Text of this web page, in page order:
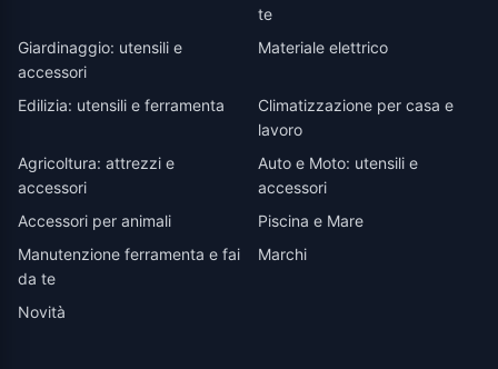
te
Giardinaggio: utensili e
accessori
Materiale elettrico
Edilizia: utensili e ferramenta
Climatizzazione per casa e
lavoro
Agricoltura: attrezzi e
accessori
Auto e Moto: utensili e
accessori
Accessori per animali
Piscina e Mare
Manutenzione ferramenta e fai
da te
Marchi
Novità